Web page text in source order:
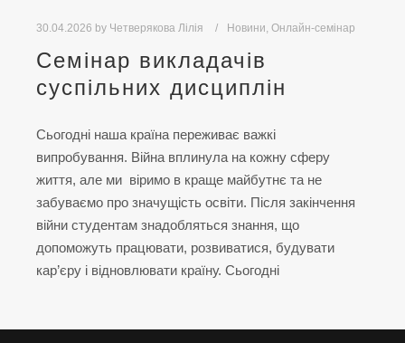
30.04.2026 by Четверякова Лілія Новини Онлайн-семінар
Семінар викладачів
суспільних дисциплін
Сьогодні наша країна переживає важкі
випробування. Війна вплинула на кожну сферу
життя, але ми віримо в краще майбутнє та не
забуваємо про значущість освіти. Після закінчення
війни студентам знадобляться знання, що
допоможуть працювати, розвиватися, будувати
кар’єру і відновлювати країну. Сьогодні